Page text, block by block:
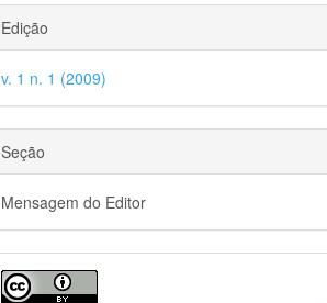
Edição
v. 1 n. 1 (2009)
Seção
Mensagem do Editor